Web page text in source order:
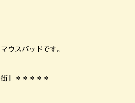
ウスパッドです。
」＊＊＊＊＊